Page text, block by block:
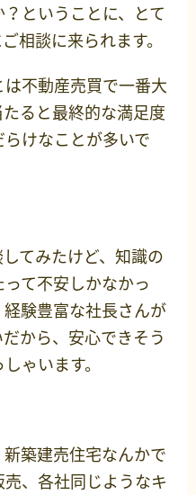
ということに、とて
相談に来られます。
不動産売買で一番大
ると最終的な満足度
けなことが多いで
てみたけど、知識の
て不安しかなかっ
験豊富な社長さんが
から、安心できそう
ゃいます。
築建売住宅なんかで
、各社同じようなキ